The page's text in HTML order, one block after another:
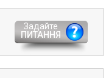
Задайте
ПИТАННЯ